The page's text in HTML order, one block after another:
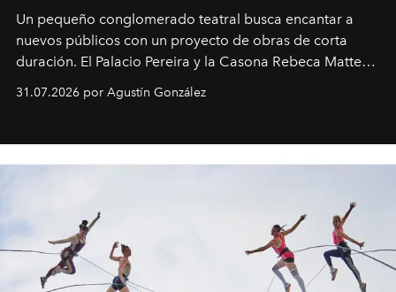
Un pequeño conglomerado teatral busca encantar a
nuevos públicos con un proyecto de obras de corta
duración. El Palacio Pereira y la Casona Rebeca Matte
son algunos de los lugares que han albergado estas
miniobras. Sus puestas en escena son limpias; ponen el
31.07.2026 por Agustín González